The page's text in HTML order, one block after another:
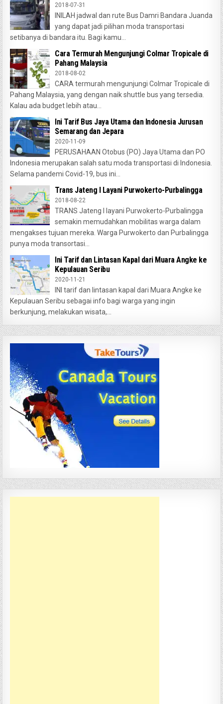
2018-07-31
INILAH jadwal dan rute Bus Damri Bandara Juanda
yang dapat jadi pilihan moda transportasi
setibanya di bandara itu. Bagi kamu...
Cara Termurah Mengunjungi Colmar Tropicale di
Pahang Malaysia
2018-08-02
CARA termurah mengunjungi Colmar Tropicale di
Pahang Malaysia, yang dengan naik shuttle bus yang tersedia.
Kalau ada budget lebih atau...
Ini Tarif Bus Jaya Utama dan Indonesia Jurusan
Semarang dan Jepara
2020-11-09
PERUSAHAAN Otobus (PO) Jaya Utama dan PO
Indonesia merupakan salah satu moda transportasi di Indonesia.
Selama pandemi Covid-19, bus ini...
Trans Jateng I Layani Purwokerto-Purbalingga
2018-08-22
TRANS Jateng I layani Purwokerto-Purbalingga
semakin memudahkan mobilitas warga dalam
mengakses tujuan mereka. Warga Purwokerto dan Purbalingga
punya moda transortasi...
Ini Tarif dan Lintasan Kapal dari Muara Angke ke
Kepulauan Seribu
2020-11-21
INI tarif dan lintasan kapal dari Muara Angke ke
Kepulauan Seribu sebagai info bagi warga yang ingin
berkunjung, melakukan wisata,...